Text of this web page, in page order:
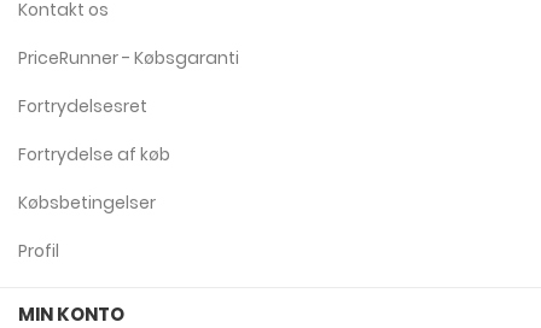
Kontakt os
PriceRunner - Købsgaranti
Fortrydelsesret
Fortrydelse af køb
Købsbetingelser
Profil
MIN KONTO